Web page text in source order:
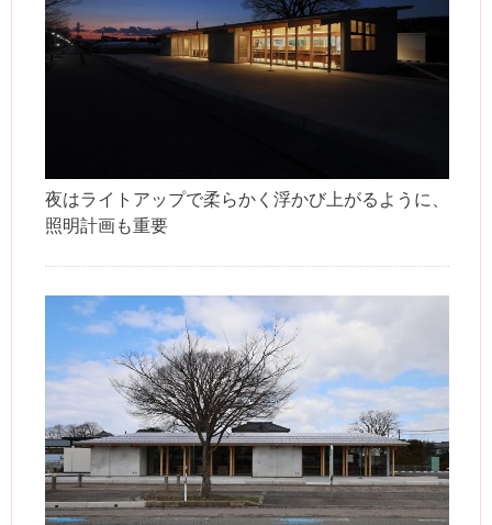
夜はライトアップで柔らかく浮かび上がるように、
照明計画も重要